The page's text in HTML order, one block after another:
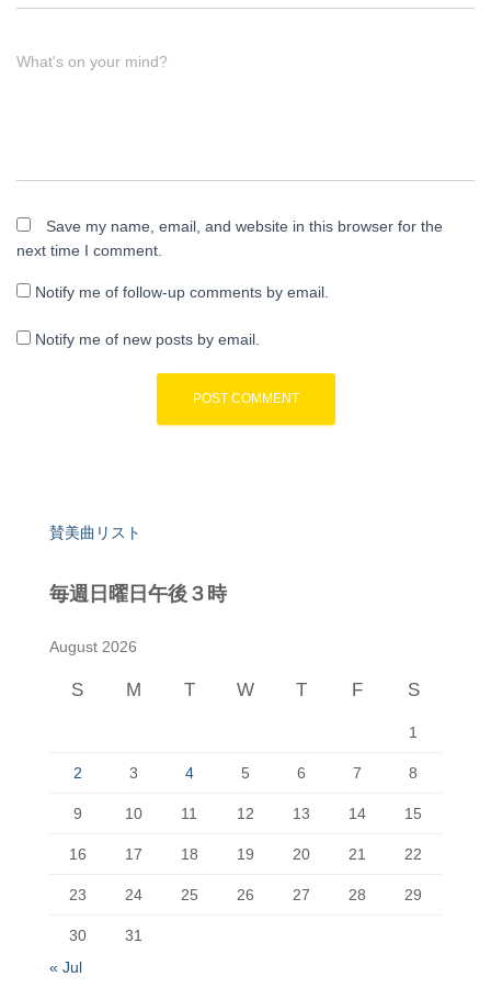
What's on your mind?
Save my name, email, and website in this browser for the
next time I comment.
Notify me of follow-up comments by email.
Notify me of new posts by email.
賛美曲リスト
毎週日曜日午後３時
August 2026
S M T W T F S
1
2 3 4 5 6 7 8
9 10 11 12 13 14 15
16 17 18 19 20 21 22
23 24 25 26 27 28 29
30
31
« Jul